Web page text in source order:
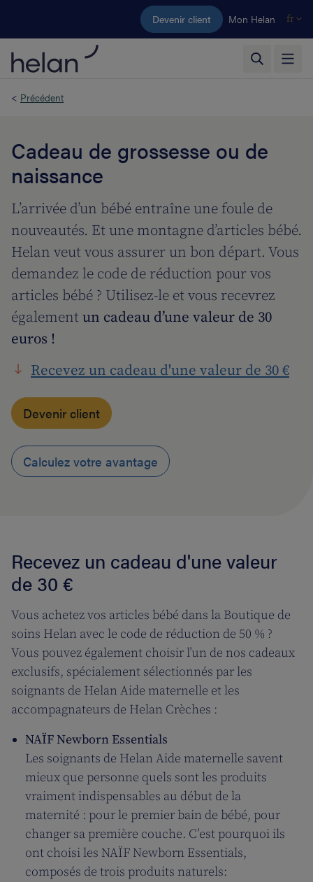
Aller au contenu principal
Devenir client Mon Helan fr
< Précédent
Cadeau de grossesse ou de
naissance
L’arrivée d’un bébé entraîne une foule de
nouveautés. Et une montagne d’articles bébé.
Helan veut vous assurer un bon départ. Vous
demandez le code de réduction pour vos
articles bébé ? Utilisez-le et vous recevrez
égalementun cadeau d’une valeur de 30
euros !
Recevez un cadeau d'une valeur de 30 €
Devenir client
Calculez votre avantage
Recevez un cadeau d'une valeur
de 30 €
Vous achetez vos articles bébé dans la Boutique de
soins Helan avec le code de réduction de 50 % ?
Vous pouvez également choisir l’un de nos cadeaux
exclusifs, spécialement sélectionnés par les
soignants de Helan Aide maternelle et les
accompagnateurs de Helan Crèches :
NAÏF Newborn Essentials
Les soignants de Helan Aide maternelle savent
mieux que personne quels sont les produits
vraiment indispensables au début de la
maternité : pour le premier bain de bébé, pour
changer sa première couche. C’est pourquoi ils
ont choisi les NAÏF Newborn Essentials,
composés de trois produits naturels: